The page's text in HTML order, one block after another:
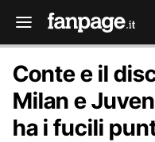
Conte e il
Milan e
ha i fucili